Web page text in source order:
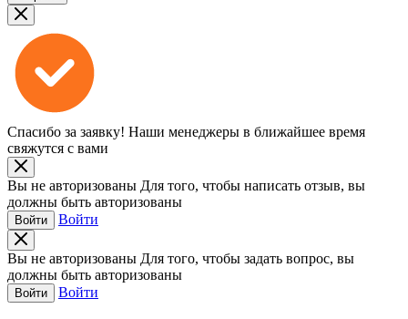
Спасибо за заявку! Наши менеджеры в ближайшее время
свяжутся с вами
Вы не авторизованы Для того, чтобы написать отзыв, вы
должны быть авторизованы
Войти Войти
Вы не авторизованы Для того, чтобы задать вопрос, вы
должны быть авторизованы
Войти Войти